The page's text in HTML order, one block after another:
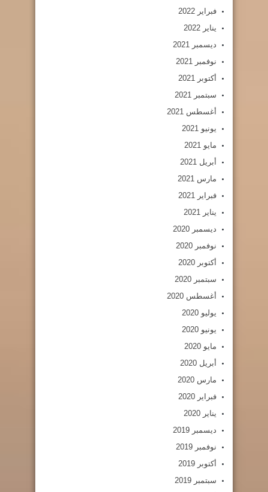
فبراير 2022
يناير 2022
ديسمبر 2021
نوفمبر 2021
أكتوبر 2021
سبتمبر 2021
أغسطس 2021
يونيو 2021
مايو 2021
أبريل 2021
مارس 2021
فبراير 2021
يناير 2021
ديسمبر 2020
نوفمبر 2020
أكتوبر 2020
سبتمبر 2020
أغسطس 2020
يوليو 2020
يونيو 2020
مايو 2020
أبريل 2020
مارس 2020
فبراير 2020
يناير 2020
ديسمبر 2019
نوفمبر 2019
أكتوبر 2019
سبتمبر 2019